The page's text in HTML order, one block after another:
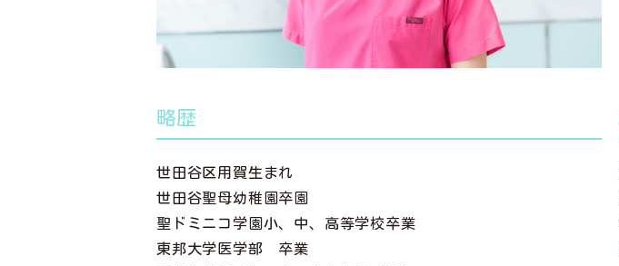
略歴
世田谷区用賀生まれ
世田谷聖母幼稚園卒園
聖ドミニコ学園小、中、高等学校卒業
東邦大学医学部 卒業